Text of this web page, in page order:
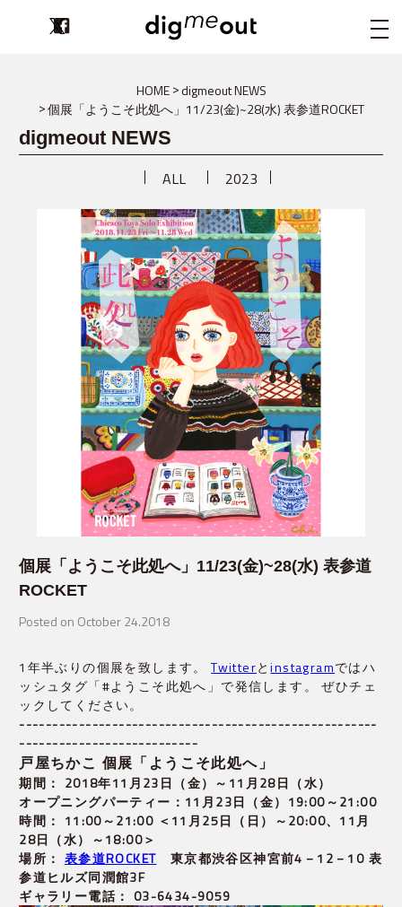
digmeout
HOME
digmeout NEWS
個展「ようこそ此処へ」11/23(金)~28(水) 表参道ROCKET
digmeout NEWS
ALL 2023
個展「ようこそ此処へ」11/23(金)~28(水) 表参道
ROCKET
Posted on October 24.2018
1年半ぶりの個展を致します。Twitterとinstagramではハ
ッシュタグ「#ようこそ此処へ」で発信します。 ぜひチェ
ックしてください。
------------------------------------------------------
---------------------------
戸屋ちかこ 個展「ようこそ此処へ」
期間： 2018年11月23日（金）～11月28日（水）
オープニングパーティー：11月23日（金）19:00～21:00
時間： 11:00～21:00 ＜11月25日（日）～20:00、11月
28日（水）～18:00＞
場所： 表参道ROCKET 東京都渋谷区神宮前4－12－10 表
参道ヒルズ同潤館3F
ギャラリー電話： 03-6434-9059